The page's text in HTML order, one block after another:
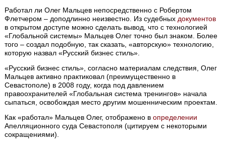
Работал ли Олег Мальцев непосредственно с Робертом
Флетчером – доподлинно неизвестно. Из судебных документов
в открытом доступе можно сделать вывод, что с технологией
«Глобальной системы» Мальцев Олег точно был знаком. Более
того – создал подобную, так сказать, «авторскую» технологию,
которую назвал «Русский бизнес стиль».
«Русский бизнес стиль», согласно материалам следствия, Олег
Мальцев активно практиковал (преимущественно в
Севастополе) в 2008 году, когда под давлением
правоохранителей «Глобальная система тренингов» начала
сыпаться, освобождая место другим мошенническим проектам.
Как «работал» Мальцев Олег, отображено вопределении
Апелляционного суда Севастополя (цитируем с некоторыми
сокращениями).